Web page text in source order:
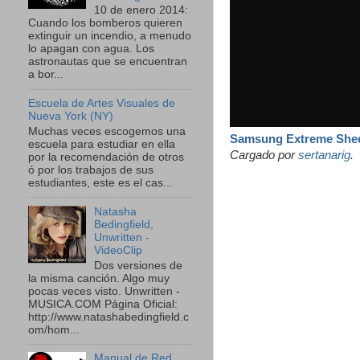
Samsung Extreme
Cargado porsertanarig.
10 de enero 2014:
Cuando los bomberos quieren
extinguir un incendio, a menudo
lo apagan con agua. Los
astronautas que se encuentran
a bor...
Escuela de Artes Visuales de
Nueva York (NY)
Muchas veces escogemos una
escuela para estudiar en ella
por la recomendación de otros
ó por los trabajos de sus
estudiantes, este es el cas...
Natasha
Bedingfield,
Unwritten -
VideoClip
Dos versiones de
la misma canción. Algo muy
pocas veces visto. Unwritten -
MUSICA.COM Página Oficial:
http://www.natashabedingfield.c
om/hom...